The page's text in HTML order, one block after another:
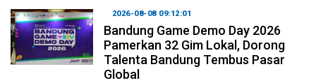
2026-08-08 09:12:01
Bandung Game Demo Day 2026
Pamerkan 32 Gim Lokal, Dorong
Talenta Bandung Tembus Pasar
Global